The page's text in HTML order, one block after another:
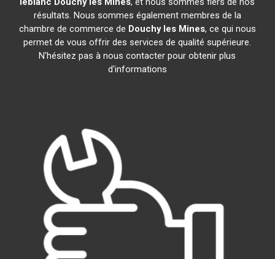
résultats. Nous sommes également membres de la
chambre de commerce de Douchy les Mines, ce qui nous
permet de vous offrir des services de qualité supérieure.
N'hésitez pas à nous contacter pour obtenir plus
d'informations